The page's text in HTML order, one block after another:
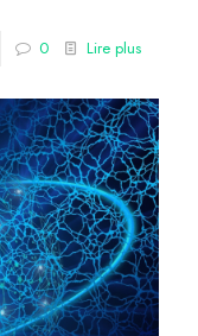
0 Lire plus